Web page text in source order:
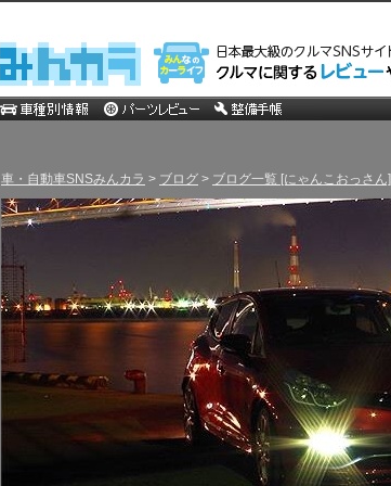
車・自動車SNSみんカラ > ブログ > ブログ一覧 [にゃんこおっさん]